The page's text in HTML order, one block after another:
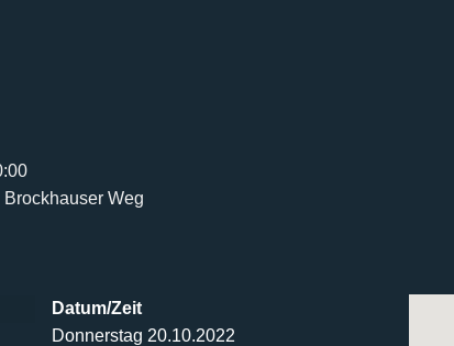
Weg
Datum/Zeit
Donnerstag 20.10.2022